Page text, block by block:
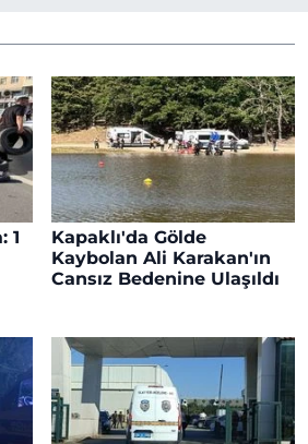
1
Kapaklı'da Gölde
Kaybolan Ali Karakan'ın
Cansız Bedenine Ulaşıldı